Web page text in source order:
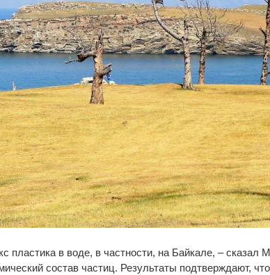
пластика в воде, в частности, на Байкале, – сказал
состав частиц. Результаты подтверждают,